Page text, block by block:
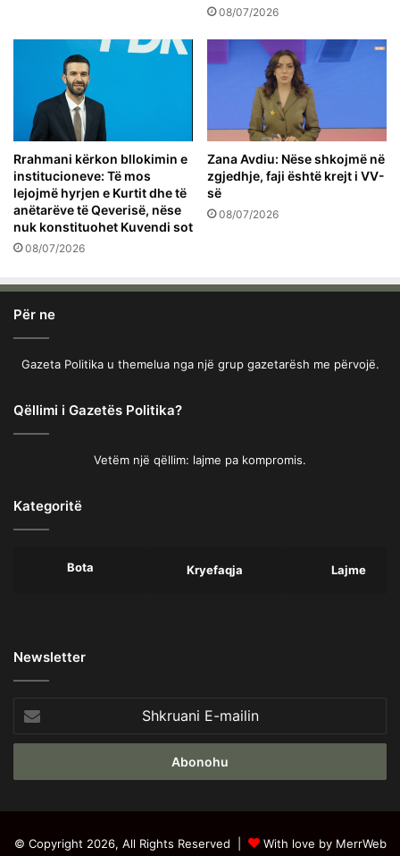
08/07/2026
Rrahmani kërkon bllokimin e
institucioneve: Të mos
lejojmë hyrjen e Kurtit dhe të
anëtarëve të Qeverisë, nëse
nuk konstituohet Kuvendi sot
08/07/2026
Zana Avdiu: Nëse shkojmë në
zgjedhje, faji është krejt i VV-
së
08/07/2026
Për ne
Gazeta Politika u themelua nga një grup gazetarësh me përvojë.
Qëllimi i Gazetës Politika?
Vetëm një qëllim: lajme pa kompromis.
Kategoritë
Bota Kryefaqja Lajme
Newsletter
E-
mailin
© Copyright 2026, All Rights Reserved | With love by MerrWeb